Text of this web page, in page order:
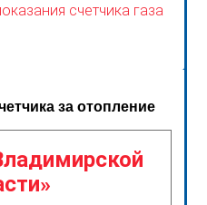
счетчика газа
за отопление